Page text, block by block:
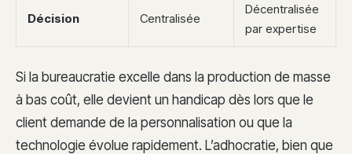
Décision Centralisée
Décentralisée
par expertise
Si la bureaucratie excelle dans la production de masse
à bas coût, elle devient un handicap dès lors que le
client demande de la personnalisation ou que la
technologie évolue rapidement. L’adhocratie, bien que